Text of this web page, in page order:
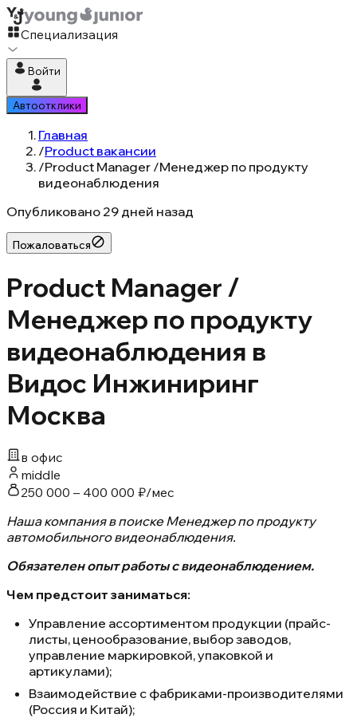
Специализация
Войти
Автоотклики
Главная
/Product вакансии
/Product Manager /Менеджер по продукту
видеонаблюдения
Опубликовано 29 дней назад
Пожаловаться
Product Manager /
Менеджер по продукту
видеонаблюдения в
Видос Инжиниринг
Москва
в офис
middle
250 000 – 400 000 ₽/мес
Наша компания в поиске Менеджер по продукту
автомобильного видеонаблюдения.
Обязателен опыт работы с видеонаблюдением.
Чем предстоит заниматься:
Управление ассортиментом продукции (прайс-
листы, ценообразование, выбор заводов,
управление маркировкой, упаковкой и
артикулами);
Взаимодействие с фабриками-производителями
(Россия и Китай);